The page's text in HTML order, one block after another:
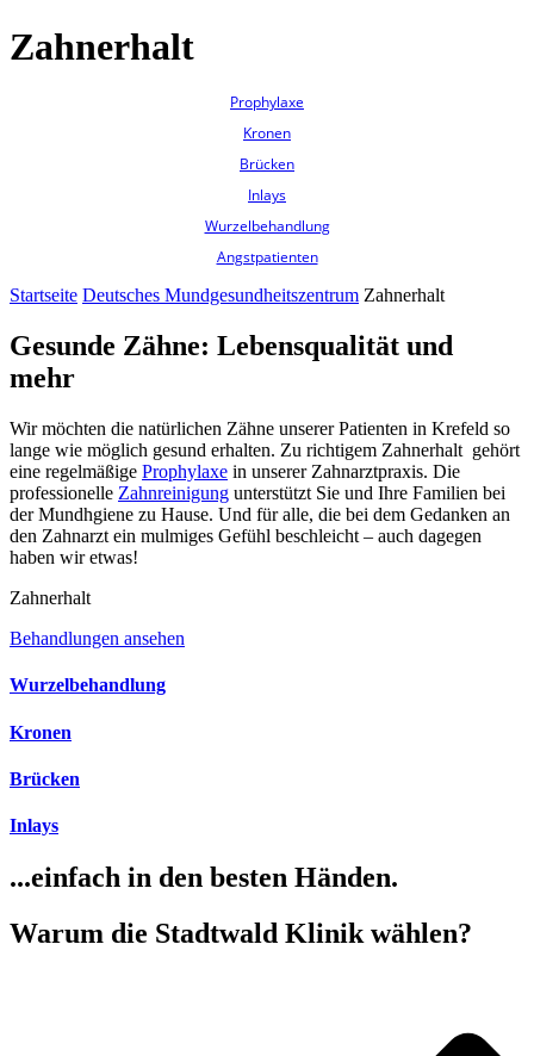
Zahnerhalt
Prophylaxe
Kronen
Brücken
Inlays
Wurzelbehandlung
Angstpatienten
Startseite Deutsches Mundgesundheitszentrum Zahnerhalt
Gesunde Zähne: Lebensqualität und
mehr
Wir möchten die natürlichen Zähne unserer Patienten in Krefeld so
lange wie möglich gesund erhalten. Zu richtigem Zahnerhalt gehört
eine regelmäßige Prophylaxe in unserer Zahnarztpraxis. Die
professionelle Zahnreinigung unterstützt Sie und Ihre Familien bei
der Mundhgiene zu Hause. Und für alle, die bei dem Gedanken an
den Zahnarzt ein mulmiges Gefühl beschleicht – auch dagegen
haben wir etwas!
Zahnerhalt
Behandlungen ansehen
Wurzelbehandlung
Kronen
Brücken
Inlays
...einfach in den besten Händen.
Warum die Stadtwald Klinik wählen?